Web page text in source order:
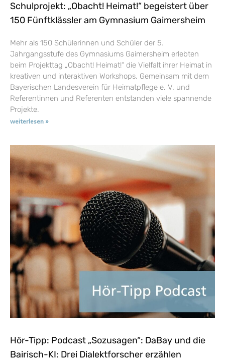
Schulprojekt: „Obacht! Heimat!“ begeistert über
150 Fünftklässler am Gymnasium Gaimersheim
Mehr als 150 Schülerinnen und Schüler der 5.
Jahrgangsstufe des Gymnasiums Gaimersheim erlebten
beim Projekttag „Obacht! Heimat!“ die Vielfalt ihrer Heimat in
kreativen und interaktiven Workshops. Gemeinsam mit dem
Bayerischen Landesverein für Heimatpflege e. V. und
Referentinnen und Referenten entstanden viele spannende
Projekte.
weiterlesen »
Hör-Tipp: Podcast „Sozusagen“: DaBay und die
Bairisch-KI: Drei Dialektforscher erzählen